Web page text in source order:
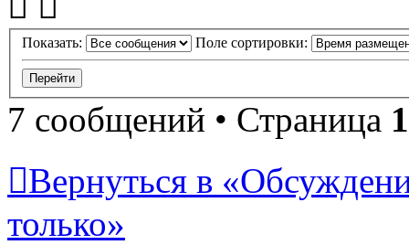
Показать: Поле сортировки:
7 сообщений • Страница 1
Вернуться в
только»